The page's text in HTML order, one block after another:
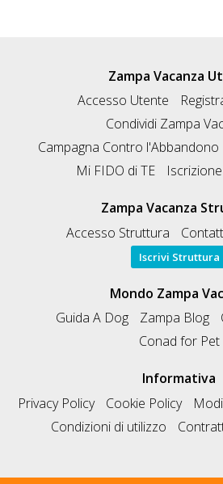
Zampa Vacanza
Accesso Utente
Condividi Zampa
Campagna Contro l'Abbandono
Mi FIDO di TE
Zampa Vacanza
Accesso Struttura
Iscrivi Struttura
Mondo Zampa
Guida A Dog
Zampa Blog
Conad for Pet
Informativa
Privacy Policy
Cookie Policy
Condizioni di utilizzo